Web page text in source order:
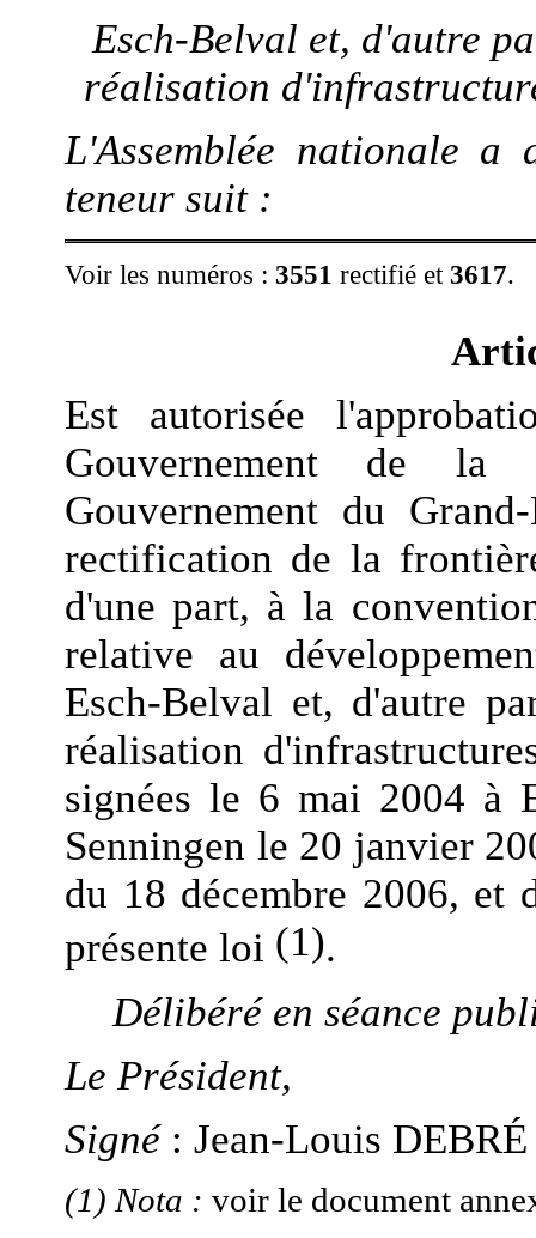
Esch-Belval et, d'autre
réalisation
L'Assemblée nationale
teneur suit :
Voir les numéros : 3551 rectifié et 3617.
Est autorisée
Gouvernement de la
Gouvernement du
rectification de la
d'une part, à la
relative au
Esch-Belval et, d'autre
réalisation
signées le 6 mai 2004 à
Senningen le 20 janvier
du 18 décembre 2006, et
présente loi (1).
Délibéré en séance
Le Président,
Signé : Jean-Louis DEBRÉ
(1) Nota : voir le document